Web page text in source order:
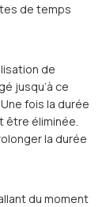
de temps
de
jusqu’à ce
fois la durée
être éliminée.
la durée
du moment